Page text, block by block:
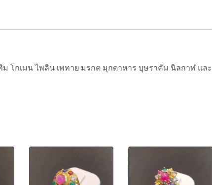
กเมน ไพลิน เพทาย มรกต มุกดาหาร บุษราคัม นิลกาฬ และ